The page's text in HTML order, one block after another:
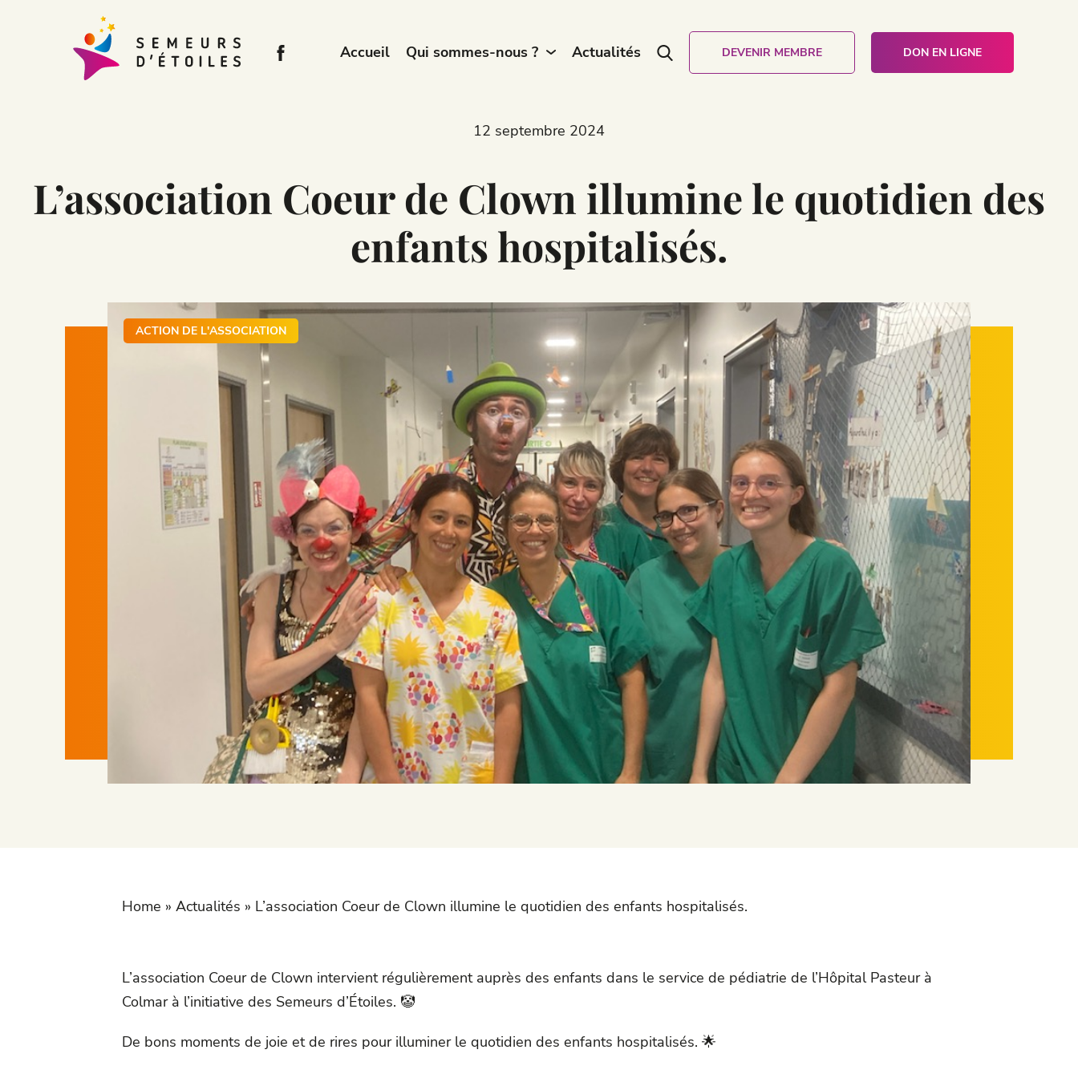
Accueil Qui sommes-nous ? Actualités DEVENIR MEMBRE DON EN LIGNE
12 septembre 2024
L’association Coeur de Clown illumine le quotidien des
enfants hospitalisés.
ACTION DE L'ASSOCIATION
Home » Actualités » L’association Coeur de Clown illumine le quotidien des enfants hospitalisés.
L’association Coeur de Clown intervient régulièrement auprès des enfants dans le service de pédiatrie de l’Hôpital Pasteur à
Colmar à l’initiative des Semeurs d’Étoiles. 🤡
De bons moments de joie et de rires pour illuminer le quotidien des enfants hospitalisés. 🌟